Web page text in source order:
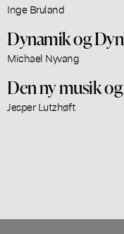
Inge Bruland
Dynamik og
Michael Nyvang
Den ny musik
Jesper Lutzhøft